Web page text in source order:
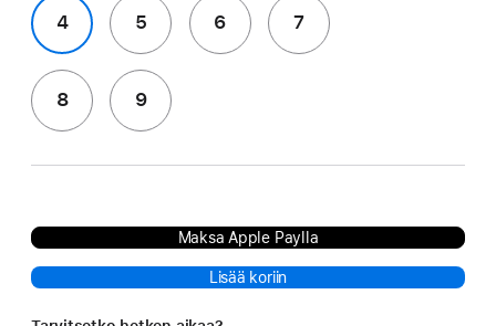
4 5 6 7
8 9
Maksa Apple Paylla
Lisää koriin